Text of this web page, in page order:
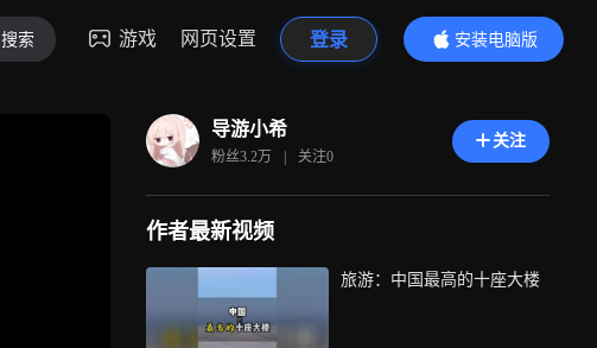
搜索 游戏 网页设置 登录
安装电脑版
内容更精彩
导游小希
粉丝3.2万 | 关注0
关注
作者最新视频
旅游：中国最高的十座大楼